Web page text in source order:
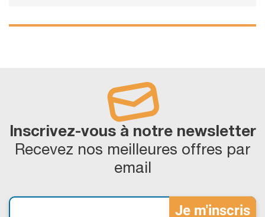
Inscrivez-vous à notre newsletter
Recevez nos meilleures offres par
email